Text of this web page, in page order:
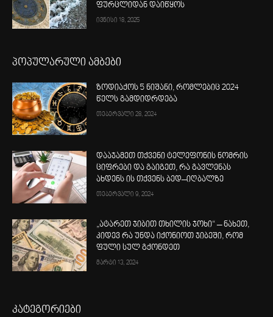
ფურცლიდან დაიწყოს
ივნისი 18, 2025
პოპულარული ამბები
ზოდიაქოს 5 ნიშანი, რომლებიც 2024
წელს გამდიდრდება
თებერვალი 28, 2024
დააჯამეთ თქვენი ტელეფონის ნომრის
ციფრები და გაიგეთ, რა გავლენას
ახდენს ის თქვენს ბედ–იღბალზე
თებერვალი 9, 2024
„ატარეთ ჯიბით თხილის ჯოხი“ – ნახეთ,
კიდევ რა უნდა იქონიოთ ჯიბეში, რომ
ფული სულ გქონდეთ
მარტი 13, 2024
კატეგორიები